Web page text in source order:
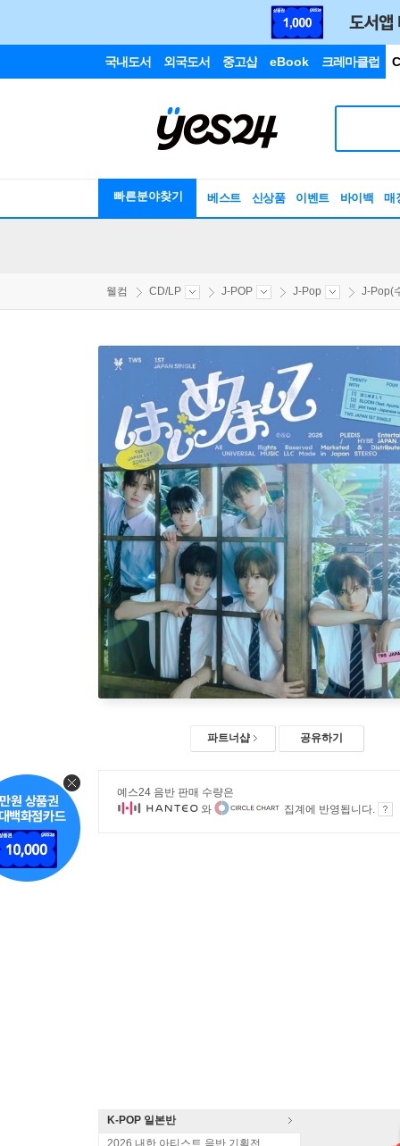
국내도서 외국도서 중고샵 eBook 크레마클럽
빠른분야찾기 베스트 신상품 이벤트 바이백 매
웰컴 CD/LP J-POP J-Pop J-Pop(
파트너샵 공유하기
예스24 음반 판매 수량은
와
집계에 반영됩니다.
K-POP 일본반
2026 내한 아티스트 음반 기획전